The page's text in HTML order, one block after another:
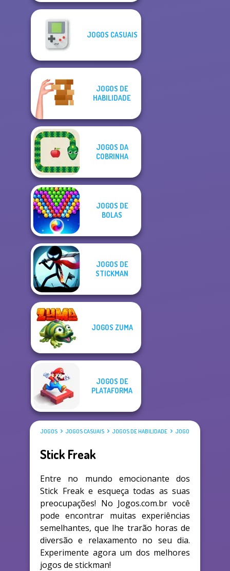
JOGOS CASUAIS
JOGOS DE
HABILIDADE
JOGOS DA
COBRINHA
JOGOS DE
BOLAS
JOGOS DE
STICKMAN
JOGOS ZUMA
JOGOS DE
PLATAFORMA
JOGOS JOGOS CASUAIS JOGOS DE HABILIDADE JOGOS DE STICKMAN
Stick Freak
Entre no mundo emocionante dos
Stick Freak e esqueça todas as suas
preocupações! No Jogos.com.br você
pode encontrar muitas experiências
semelhantes, que lhe trarão horas de
diversão e relaxamento no seu dia.
Experimente agora um dos melhores
jogos de stickman!